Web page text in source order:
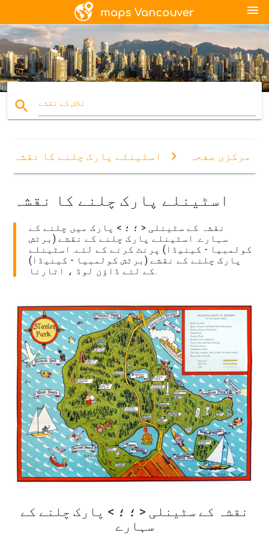
menu
search تلاش کے نقشے
مرکزی صفحہ اسٹینلے پارک چلنے کا نقشہ
اسٹینلے پارک چلنے کا نقشہ
نقشہ کے سٹینلی < ؛ ؛ > پارک میں چلنے کے
سہارے. اسٹینلے پارک چلنے کے نقشے (برٹش
کولمبیا - کینیڈا) پرنٹ کرنے کے لئے. اسٹینلے
پارک چلنے کے نقشے (برٹش کولمبیا - کینیڈا)
کے لئے ڈاؤن لوڈ ، اتارنا.
نقشہ کے سٹینلی < ؛ ؛ > پارک چلنے کے
سہارے